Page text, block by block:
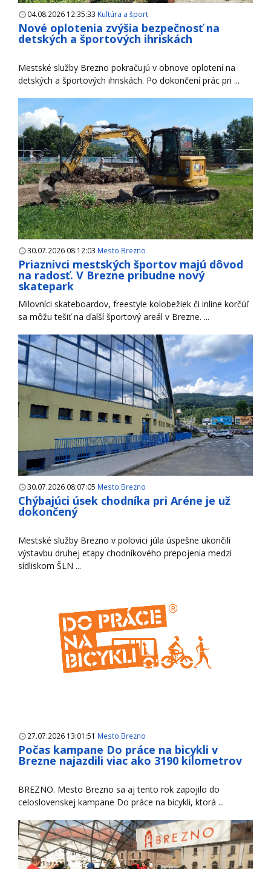
04.08.2026 12:35:33 Kultúra a šport
Nové oplotenia zvýšia bezpečnosť na
detských a športových ihriskách
Mestské služby Brezno pokračujú v obnove oplotení na
detských a športových ihriskách. Po dokončení prác pri ...
30.07.2026 08:12:03 Mesto Brezno
Priaznivci mestských športov majú dôvod
na radosť. V Brezne pribudne nový
skatepark
Milovníci skateboardov, freestyle kolobežiek či inline korčúľ
sa môžu tešiť na ďalší športový areál v Brezne. ...
30.07.2026 08:07:05 Mesto Brezno
Chýbajúci úsek chodníka pri Aréne je už
dokončený
Mestské služby Brezno v polovici júla úspešne ukončili
výstavbu druhej etapy chodníkového prepojenia medzi
sídliskom ŠLN ...
27.07.2026 13:01:51 Mesto Brezno
Počas kampane Do práce na bicykli v
Brezne najazdili viac ako 3190 kilometrov
BREZNO. Mesto Brezno sa aj tento rok zapojilo do
celoslovenskej kampane Do práce na bicykli, ktorá ...